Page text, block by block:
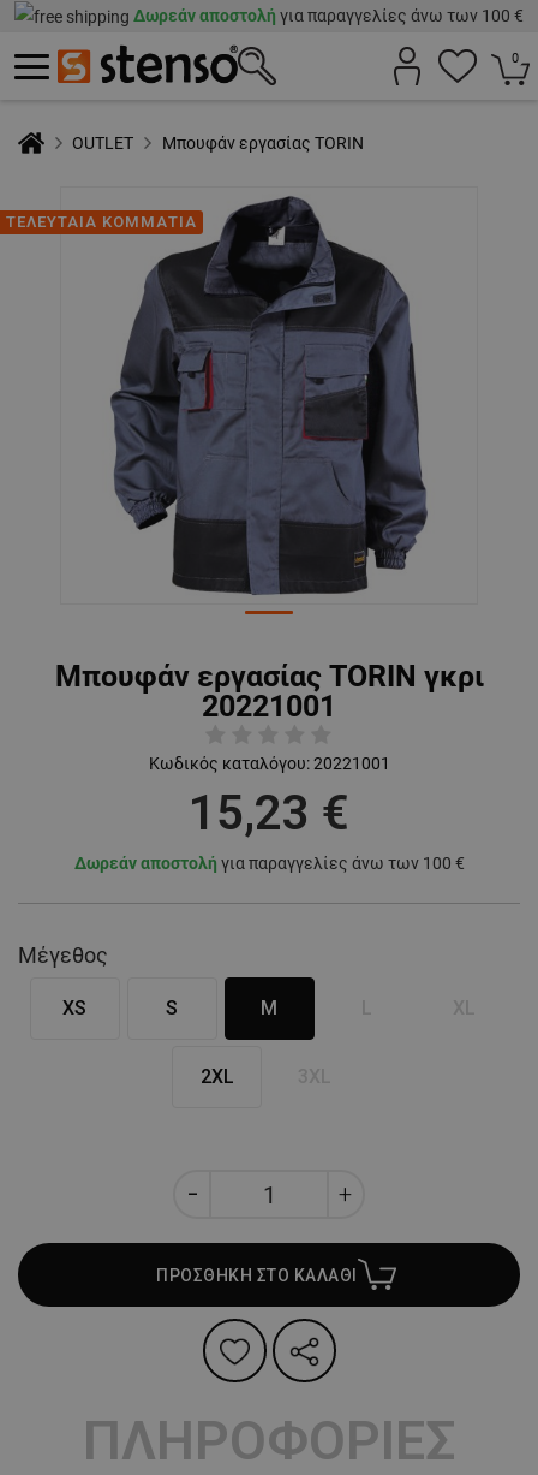
Δωρεάν αποστολή για παραγγελίες άνω των 100 €
0
OUTLET Μπουφάν εργασίας TORIN
ΤΕΛΕΥΤΑΙΑ ΚΟΜΜΑΤΙΑ
Μπουφάν εργασίας TORIN γκρι
20221001
Κωδικός καταλόγου: 20221001
15,23 €
Δωρεάν αποστολή για παραγγελίες άνω των 100 €
Μέγεθος
XS S M
2XL
ΠΡΟΣΘΗΚΗ ΣΤΟ ΚΑΛΑΘΙ
ΠΛΗΡΟΦΟΡΙΕΣ